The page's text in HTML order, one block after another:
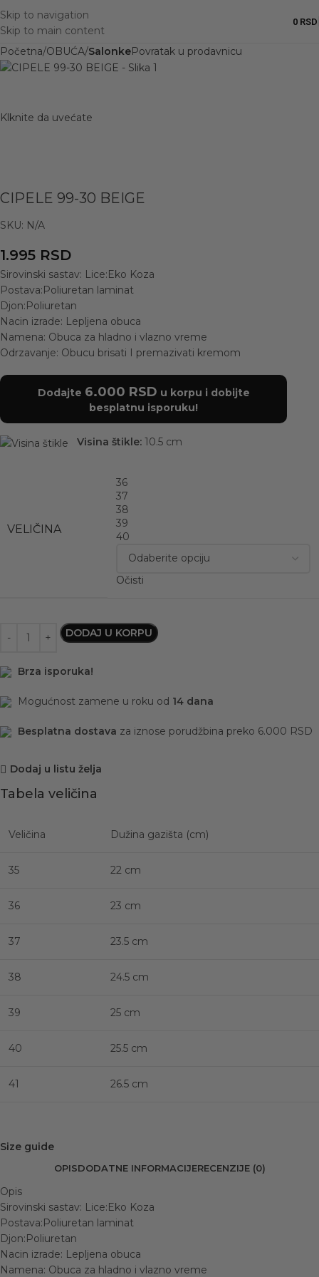
Skip to navigation
Skip to main content
0 RSD
Početna OBUĆA SalonkePovratak u prodavnicu
Klknite da uvećate
CIPELE 99-30 BEIGE
SKU: N/A
1.995 RSD
Sirovinski sastav: Lice:Eko Koza
Postava:Poliuretan laminat
Djon:Poliuretan
Nacin izrade: Lepljena obuca
Namena: Obuca za hladno i vlazno vreme
Odrzavanje: Obucu brisati I premazivati kremom
Dodajte 6.000 RSD u korpu i dobijte
besplatnu isporuku!
Visina štikle: 10.5 cm
VELIČINA
36
37
38
39
40
Očisti
DODAJ U KORPU
Brza isporuka!
Mogućnost zamene u roku od 14 dana
Besplatna dostava za iznose porudžbina preko 6.000 RSD
Dodaj u listu želja
Tabela veličina
Veličina Dužina gazišta (cm)
35 22 cm
36 23 cm
37 23.5 cm
38 24.5 cm
39 25 cm
40 25.5 cm
41 26.5 cm
Size guide
OPISDODATNE INFORMACIJERECENZIJE (0)
Opis
Sirovinski sastav: Lice:Eko Koza
Postava:Poliuretan laminat
Djon:Poliuretan
Nacin izrade: Lepljena obuca
Namena: Obuca za hladno i vlazno vreme